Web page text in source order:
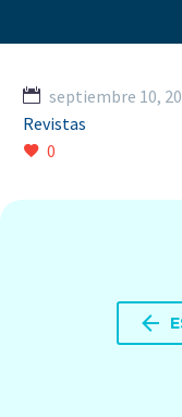
septiembre 10,
Revistas
0
